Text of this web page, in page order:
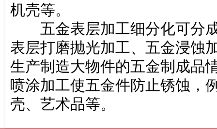
机壳等。
五金表层加工细分化可分成
表层打磨抛光加工、五金浸蚀
生产制造大物件的五金制成品
喷涂加工使五金件防止锈蚀，
壳、艺术品等。